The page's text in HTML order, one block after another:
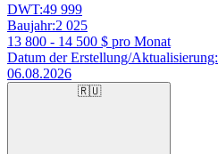
DWT:49 999
Baujahr:2 025
13 800 - 14 500 $ pro Monat
Datum der Erstellung/Aktualisierung:
06.08.2026
🇷🇺